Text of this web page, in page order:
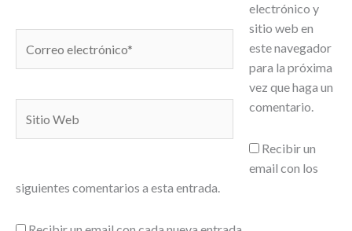
electrónico*
Web
electrónico y
sitio web en
este navegador
para la próxima
vez que haga un
comentario.
Recibir un
email con los
siguientes comentarios a esta entrada.